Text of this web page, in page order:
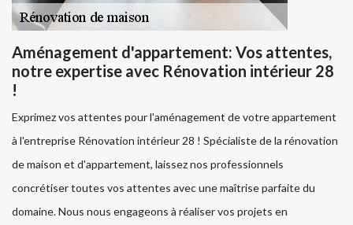
Aménagement d'appartement: Vos attentes,
notre expertise avec Rénovation intérieur 28
!
Exprimez vos attentes pour l'aménagement de votre appartement
à l'entreprise Rénovation intérieur 28 ! Spécialiste de la rénovation
de maison et d'appartement, laissez nos professionnels
concrétiser toutes vos attentes avec une maîtrise parfaite du
domaine. Nous nous engageons à réaliser vos projets en